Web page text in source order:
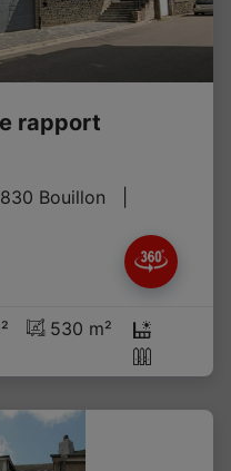
rapport
Bouillon
530 m²